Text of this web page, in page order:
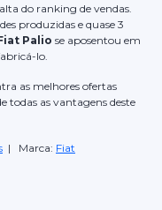
do ranking de vendas.
produzidas e quase 3
Palio se aposentou em
lo.
as melhores ofertas
todas as vantagens deste
| Marca: Fiat